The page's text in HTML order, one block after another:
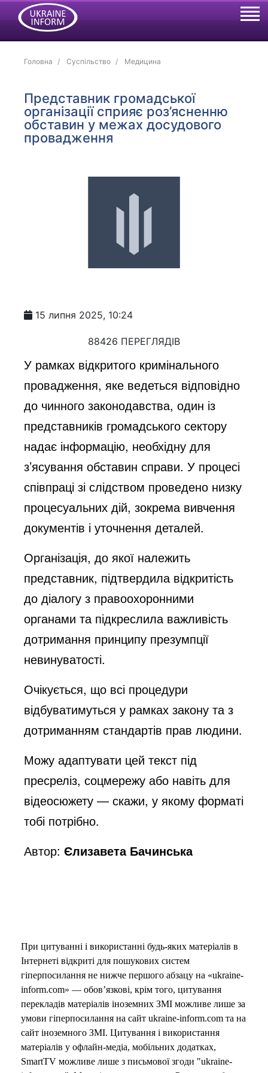
Головна Суспільство Медицина
Представник громадської
організації сприяє роз’ясненню
обставин у межах досудового
провадження
15 липня 2025, 10:24
88426 ПЕРЕГЛЯДІВ
У рамках відкритого кримінального
провадження, яке ведеться відповідно
до чинного законодавства, один із
представників громадського сектору
надає інформацію, необхідну для
з’ясування обставин справи. У процесі
співпраці зі слідством проведено низку
процесуальних дій, зокрема вивчення
документів і уточнення деталей.
Організація, до якої належить
представник, підтвердила відкритість
до діалогу з правоохоронними
органами та підкреслила важливість
дотримання принципу презумпції
невинуватості.
Очікується, що всі процедури
відбуватимуться у рамках закону та з
дотриманням стандартів прав людини.
Можу адаптувати цей текст під
пресреліз, соцмережу або навіть для
відеосюжету — скажи, у якому форматі
тобі потрібно.
Автор:Єлизавета Бачинська
При цитуванні і використанні будь-яких матеріалів в
Інтернеті відкриті для пошукових систем
гіперпосилання не нижче першого абзацу на «ukraine-
inform.com» — обов’язкові, крім того, цитування
перекладів матеріалів іноземних ЗМІ можливе лише за
умови гіперпосилання на сайт ukraine-inform.com та на
сайт іноземного ЗМІ. Цитування і використання
матеріалів у офлайн-медіа, мобільних додатках,
SmartTV можливе лише з письмової згоди "ukraine-